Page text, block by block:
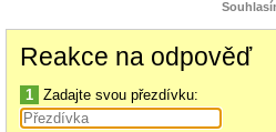
Reakce na odpověď
1 Zadajte svou přezdívku: